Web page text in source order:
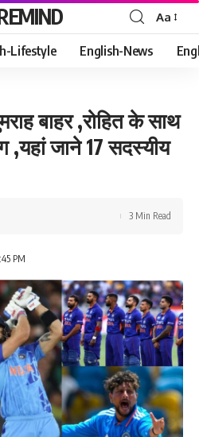
Font
Resizer
Aa
Lifestyle English-News
बाहर ,रोहित के साथ
जाने 17 सदस्यीय
PM
3 Min Read